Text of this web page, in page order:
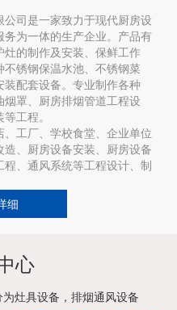
司是一家致力于现代厨房设
为一体的生产企业。产品有
的制作及安装、保鲜工作
锈钢保温水池、不锈钢菜
配套设备。专业制作各种
罩、厨房排烟管道工程设
工程。
工厂、学校食堂、企业单位
、厨房设备安装、厨房设备
、通风系统等工程设计、制
细
心
灶具设备，排烟通风设备